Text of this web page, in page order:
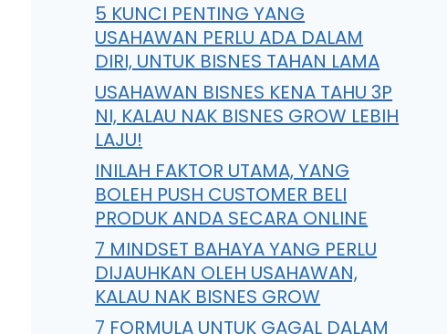
5 KUNCI PENTING YANG
USAHAWAN PERLU ADA DALAM
DIRI, UNTUK BISNES TAHAN LAMA
USAHAWAN BISNES KENA TAHU 3P
NI, KALAU NAK BISNES GROW LEBIH
LAJU!
INILAH FAKTOR UTAMA, YANG
BOLEH PUSH CUSTOMER BELI
PRODUK ANDA SECARA ONLINE
7 MINDSET BAHAYA YANG PERLU
DIJAUHKAN OLEH USAHAWAN,
KALAU NAK BISNES GROW
7 FORMULA UNTUK GAGAL DALAM